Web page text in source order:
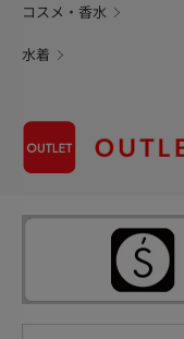
コスメ・香水
水着